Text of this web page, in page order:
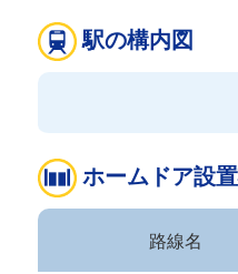
駅の構内図
ホームドア設
路線名